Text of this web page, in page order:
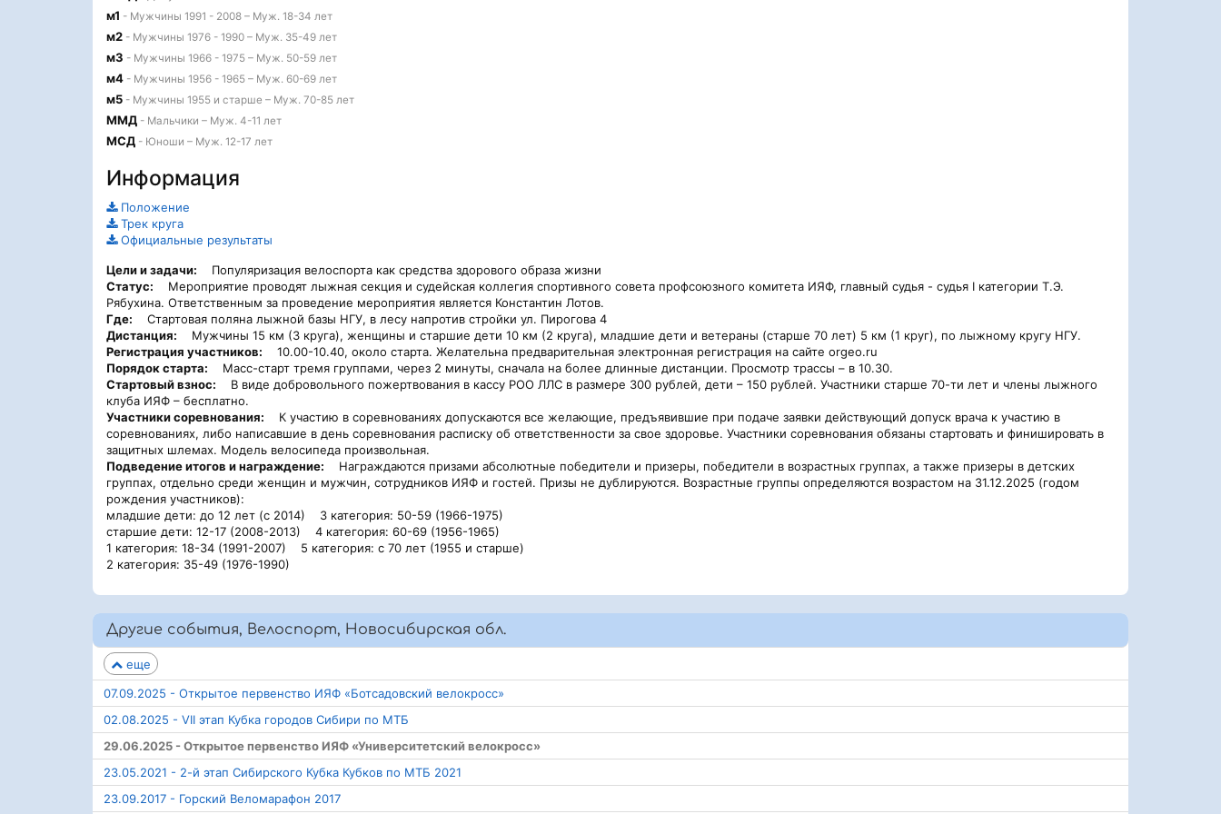
м1 - Мужчины 1991 - 2008 – Муж. 18-34 лет
м2 - Мужчины 1976 - 1990 – Муж. 35-49 лет
м3 - Мужчины 1966 - 1975 – Муж. 50-59 лет
м4 - Мужчины 1956 - 1965 – Муж. 60-69 лет
м5 - Мужчины 1955 и старше – Муж. 70-85 лет
ММД - Мальчики – Муж. 4-11 лет
МСД - Юноши – Муж. 12-17 лет
Информация
Положение
Трек круга
Официальные результаты
Цели и задачи: Популяризация велоспорта как средства здорового образа жизни
Статус: Мероприятие проводят лыжная секция и судейская коллегия спортивного совета профсоюзного комитета ИЯФ, главный судья - судья I категории Т.Э.
Рябухина. Ответственным за проведение мероприятия является Константин Лотов.
Где: Стартовая поляна лыжной базы НГУ, в лесу напротив стройки ул. Пирогова 4
Дистанция: Мужчины 15 км (3 круга), женщины и старшие дети 10 км (2 круга), младшие дети и ветераны (старше 70 лет) 5 км (1 круг), по лыжному кругу НГУ.
Регистрация участников: 10.00-10.40, около старта. Желательна предварительная электронная регистрация на сайте orgeo.ru
Порядок старта: Масс-старт тремя группами, через 2 минуты, сначала на более длинные дистанции. Просмотр трассы – в 10.30.
Стартовый взнос: В виде добровольного пожертвования в кассу РОО ЛЛС в размере 300 рублей, дети – 150 рублей. Участники старше 70-ти лет и члены лыжного
клуба ИЯФ – бесплатно.
Участники соревнования: К участию в соревнованиях допускаются все желающие, предъявившие при подаче заявки действующий допуск врача к участию в
соревнованиях, либо написавшие в день соревнования расписку об ответственности за свое здоровье. Участники соревнования обязаны стартовать и финишировать в
защитных шлемах. Модель велосипеда произвольная.
Подведение итогов и награждение: Награждаются призами абсолютные победители и призеры, победители в возрастных группах, а также призеры в детских
группах, отдельно среди женщин и мужчин, сотрудников ИЯФ и гостей. Призы не дублируются. Возрастные группы определяются возрастом на 31.12.2025 (годом
рождения участников):
младшие дети: до 12 лет (с 2014) 3 категория: 50-59 (1966-1975)
старшие дети: 12-17 (2008-2013) 4 категория: 60-69 (1956-1965)
1 категория: 18-34 (1991-2007) 5 категория: с 70 лет (1955 и старше)
2 категория: 35-49 (1976-1990)
Другие события, Велоспорт, Новосибирская обл.
еще
07.09.2025 - Открытое первенство ИЯФ «Ботсадовский велокросс»
02.08.2025 - VII этап Кубка городов Сибири по МТБ
29.06.2025 - Открытое первенство ИЯФ «Университетский велокросс»
23.05.2021 - 2-й этап Сибирского Кубка Кубков по МТБ 2021
23.09.2017 - Горский Веломарафон 2017